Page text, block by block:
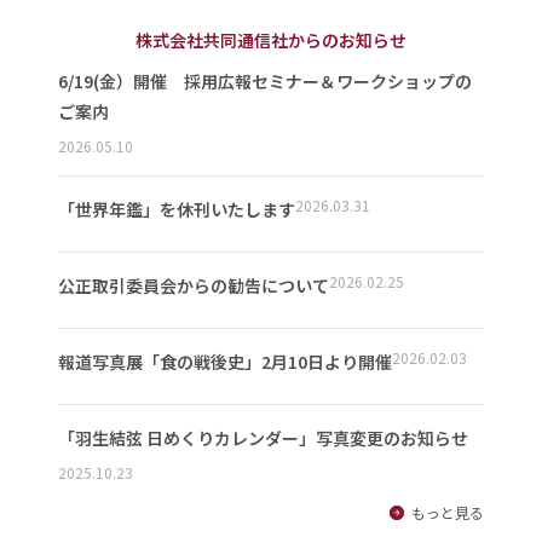
株式会社共同通信社からのお知らせ
6/19(金）開催 採用広報セミナー＆ワークショップの
ご案内
2026.05.10
「世界年鑑」を休刊いたします2026.03.31
公正取引委員会からの勧告について2026.02.25
報道写真展「食の戦後史」2月10日より開催2026.02.03
「羽生結弦 日めくりカレンダー」写真変更のお知らせ
2025.10.23
もっと見る